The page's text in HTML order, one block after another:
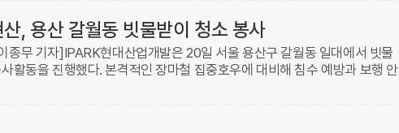
, 용산 갈월동 빗물받이 청소 봉사
종무 기자]IPARK현대산업개발은 20일 서울 용산구 갈월동 일대에서 빗물
활동을 진행했다. 본격적인 장마철 집중호우에 대비해 침수 예방과 보행 안
민들의 쾌적한 생활 환경을 조성하기 위한 취지다.봉사활동에는 용산구 자원